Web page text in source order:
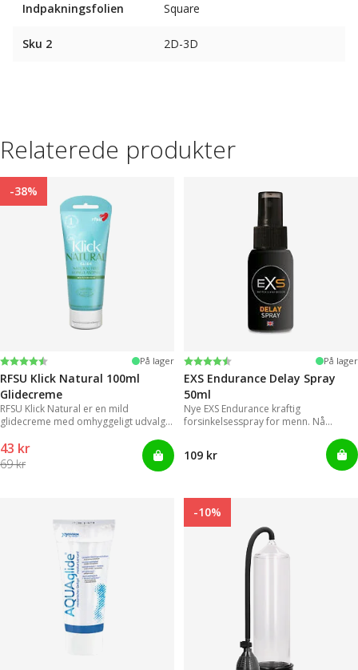
Indpakningsfolien Square
Sku 2 2D-3D
Relaterede produkter
-38%
Vurdering:
4.4 ud af 5 stjerner På lager
RFSU Klick Natural 100ml
Glidecreme
RFSU Klick Natural er en mild
glidecreme med omhyggeligt udvalgte
langvarige glidende bevægelser.
43 kr
69 kr
Vurdering:
4.2 ud af 5 stjerner På lager
EXS Endurance Delay Spray
50ml
Nye EXS Endurance kraftig
forsinkelsesspray for menn. Nå
109 kr
-10%